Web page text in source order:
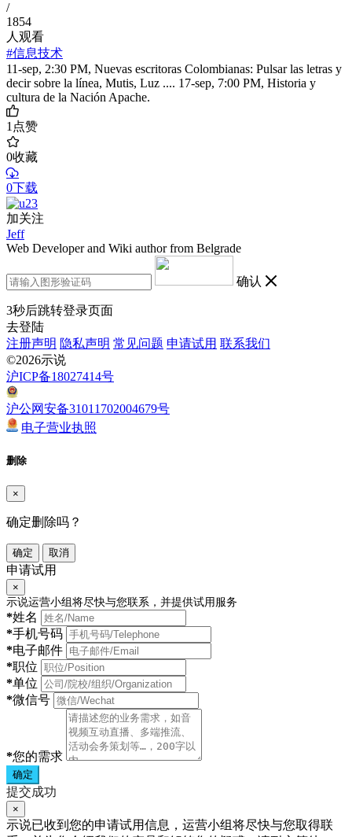
/
1854
人观看
#信息技术
11-sep, 2:30 PM, Nuevas escritoras Colombianas: Pulsar las letras y
decir sobre la línea, Mutis, Luz .... 17-sep, 7:00 PM, Historia y
cultura de la Nación Apache.
1点赞
0收藏
0下载
加关注
Jeff
Web Developer and Wiki author from Belgrade
确认
3秒后跳转登录页面
去登陆
注册声明 隐私声明 常见问题 申请试用 联系我们
©2026示说
沪ICP备18027414号
沪公网安备31011702004679号
电子营业执照
删除
×
确定删除吗？
确定 取消
申请试用
×
示说运营小组将尽快与您联系，并提供试用服务
*姓名
*手机号码
*电子邮件
*职位
*单位
*微信号
*您的需求
确定
提交成功
×
示说已收到您的申请试用信息，运营小组将尽快与您取得联